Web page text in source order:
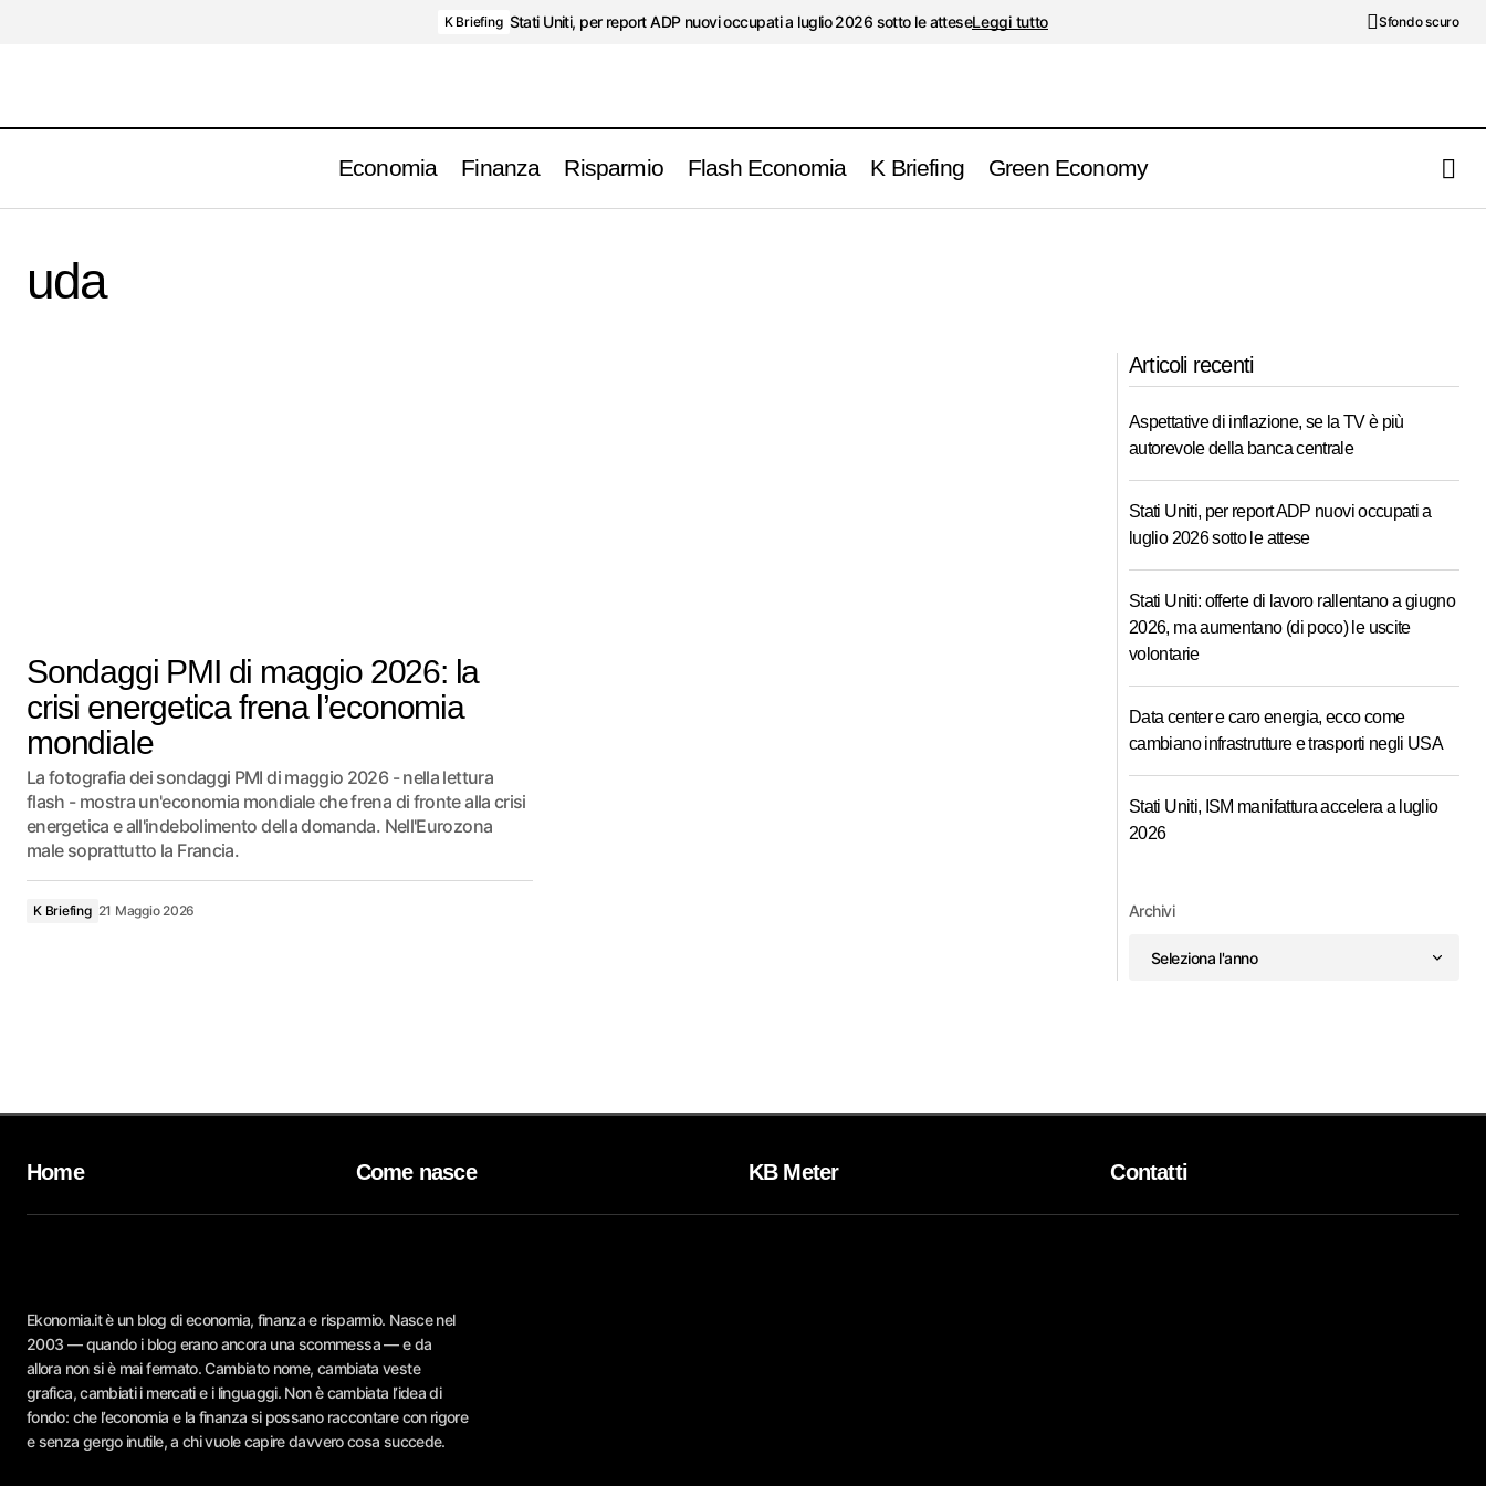
K Briefing Stati Uniti, per report ADP nuovi occupati a luglio 2026 sotto le atteseLeggi tutto Sfondo scuro
Economia Finanza Risparmio Flash Economia K Briefing Green Economy
uda
Sondaggi PMI di maggio 2026: la
crisi energetica frena l’economia
mondiale
La fotografia dei sondaggi PMI di maggio 2026 - nella lettura
flash - mostra un'economia mondiale che frena di fronte alla crisi
energetica e all'indebolimento della domanda. Nell'Eurozona
male soprattutto la Francia.
K Briefing 21 Maggio 2026
Articoli recenti
Aspettative di inflazione, se la TV è più
autorevole della banca centrale
Stati Uniti, per report ADP nuovi occupati a
luglio 2026 sotto le attese
Stati Uniti: offerte di lavoro rallentano a giugno
2026, ma aumentano (di poco) le uscite
volontarie
Data center e caro energia, ecco come
cambiano infrastrutture e trasporti negli USA
Stati Uniti, ISM manifattura accelera a luglio
2026
Archivi
Ekonomia.it è un blog di economia, finanza e risparmio. Nasce nel
2003 — quando i blog erano ancora una scommessa — e da
allora non si è mai fermato. Cambiato nome, cambiata veste
grafica, cambiati i mercati e i linguaggi. Non è cambiata l’idea di
fondo: che l’economia e la finanza si possano raccontare con rigore
e senza gergo inutile, a chi vuole capire davvero cosa succede.
Home Come nasce KB Meter Contatti